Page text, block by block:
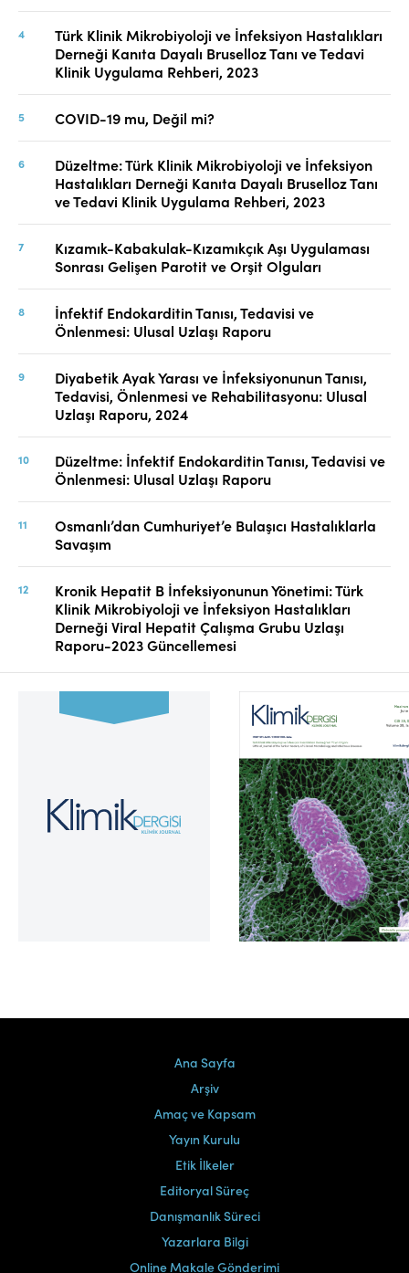
Türk Klinik Mikrobiyoloji ve İnfeksiyon Hastalıkları
Derneği Kanıta Dayalı Bruselloz Tanı ve Tedavi
Klinik Uygulama Rehberi, 2023
COVID-19 mu, Değil mi?
Düzeltme: Türk Klinik Mikrobiyoloji ve İnfeksiyon
Hastalıkları Derneği Kanıta Dayalı Bruselloz Tanı
ve Tedavi Klinik Uygulama Rehberi, 2023
Kızamık-Kabakulak-Kızamıkçık Aşı Uygulaması
Sonrası Gelişen Parotit ve Orşit Olguları
İnfektif Endokarditin Tanısı, Tedavisi ve
Önlenmesi: Ulusal Uzlaşı Raporu
Diyabetik Ayak Yarası ve İnfeksiyonunun Tanısı,
Tedavisi, Önlenmesi ve Rehabilitasyonu: Ulusal
Uzlaşı Raporu, 2024
Düzeltme: İnfektif Endokarditin Tanısı, Tedavisi ve
Önlenmesi: Ulusal Uzlaşı Raporu
Osmanlı’dan Cumhuriyet’e Bulaşıcı Hastalıklarla
Savaşım
Kronik Hepatit B İnfeksiyonunun Yönetimi: Türk
Klinik Mikrobiyoloji ve İnfeksiyon Hastalıkları
Derneği Viral Hepatit Çalışma Grubu Uzlaşı
Raporu-2023 Güncellemesi
Cilt 39, Sayı 2
Ana Sayfa
Arşiv
Amaç ve Kapsam
Yayın Kurulu
Etik İlkeler
Editoryal Süreç
Danışmanlık Süreci
Yazarlara Bilgi
Online Makale Gönderimi